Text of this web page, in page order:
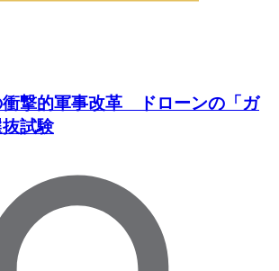
衝撃的軍事改革 ドローンの「ガ
試験